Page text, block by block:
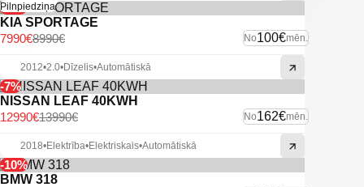
-11%
Pilnpiedziņa
KIA SPORTAGE
No100€mēn.
8990€
7990€
2012•2.0•Dīzelis•Automātiskā
-7%
NISSAN LEAF 40KWH
No162€mēn.
13990€
12990€
2018•Elektrība•Elektriskais•Automātiskā
-10%
BMW 318